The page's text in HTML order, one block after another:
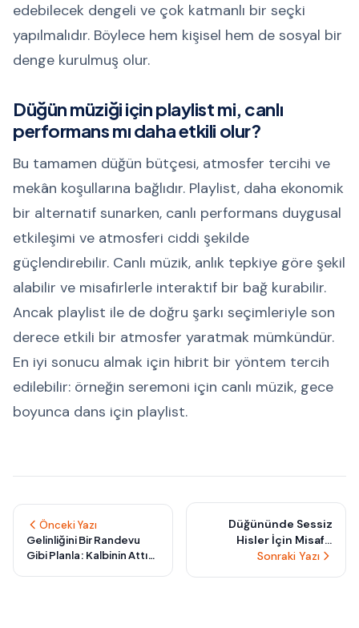
edebilecek dengeli ve çok katmanlı bir seçki
yapılmalıdır. Böylece hem kişisel hem de sosyal bir
denge kurulmuş olur.
Düğün müziği için playlist mi, canlı
performans mı daha etkili olur?
Bu tamamen düğün bütçesi, atmosfer tercihi ve
mekân koşullarına bağlıdır. Playlist, daha ekonomik
bir alternatif sunarken, canlı performans duygusal
etkileşimi ve atmosferi ciddi şekilde
güçlendirebilir. Canlı müzik, anlık tepkiye göre şekil
alabilir ve misafirlerle interaktif bir bağ kurabilir.
Ancak playlist ile de doğru şarkı seçimleriyle son
derece etkili bir atmosfer yaratmak mümkündür.
En iyi sonucu almak için hibrit bir yöntem tercih
edilebilir: örneğin seremoni için canlı müzik, gece
boyunca dans için playlist.
Önceki Yazı
Gelinliğini Bir Randevu
Gibi Planla: Kalbinin Attığı
Sonraki Yazı
Düğününde Sessiz
Hisler İçin Misafir
Sayısından Ziyade